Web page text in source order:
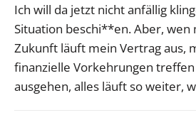
Ich will da jetzt nicht anfällig
Situation beschi**en. Aber, wen
Zukunft läuft mein Vertrag aus,
finanzielle Vorkehrungen
ausgehen, alles läuft so weiter,